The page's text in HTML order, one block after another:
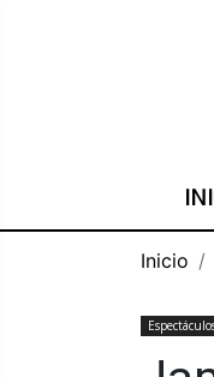
Inicio